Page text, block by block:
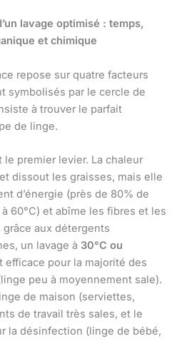
lavage optimisé : temps,
et chimique
repose sur quatre facteurs
symbolisés par le cercle de
à trouver le parfait
de linge.
le premier levier. La chaleur
dissout les graisses, mais elle
d’énergie (près de 80% de
à 60°C) et abîme les fibres et les
grâce aux détergents
un lavage à 30°C ou
efficace pour la majorité des
peu à moyennement sale).
de maison (serviettes,
de travail très sales, et le
la désinfection (linge de bébé,